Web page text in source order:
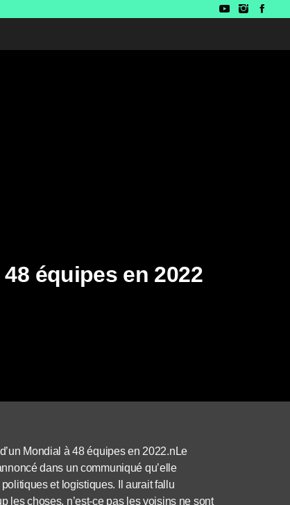
équipes en 2022
Mondial à 48 équipes en 2022.nLe
dans un communiqué qu’elle
et logistiques. Il aurait fallu
les choses, n’est-ce pas les voisins ne sont